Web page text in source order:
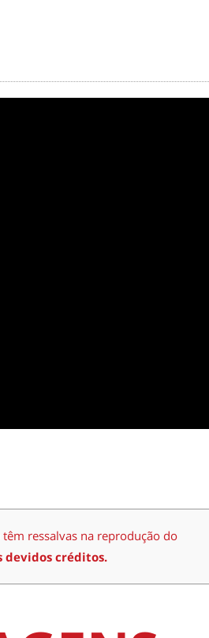
ressalvas na reprodução do
devidos créditos.